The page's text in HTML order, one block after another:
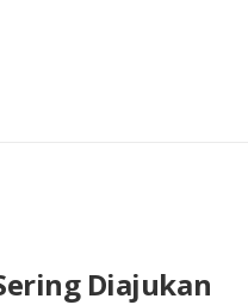
Diajukan